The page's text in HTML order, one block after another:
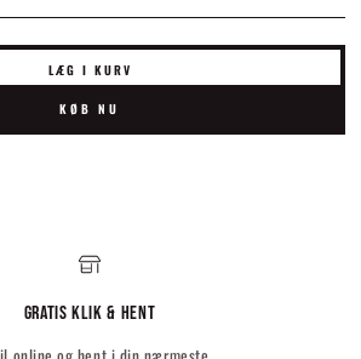
LÆG I KURV
KØB NU
Gratis Klik & hent